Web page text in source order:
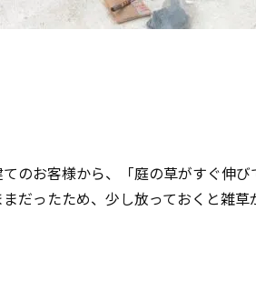
のお客様から、「庭の草がすぐ伸
だったため、少し放っておくと雑